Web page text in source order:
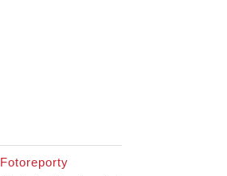
Fotoreporty